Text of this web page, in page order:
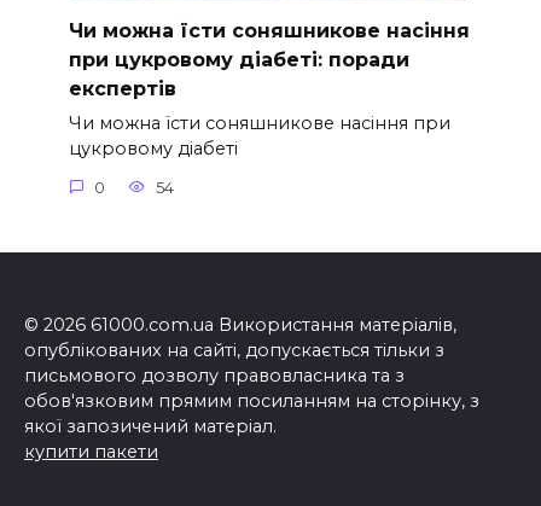
Чи можна їсти соняшникове насіння
при цукровому діабеті: поради
експертів
Чи можна їсти соняшникове насіння при
цукровому діабеті
0 54
© 2026 61000.com.ua Використання матеріалів,
опублікованих на сайті, допускається тільки з
письмового дозволу правовласника та з
обов'язковим прямим посиланням на сторінку, з
якої запозичений матеріал.
купити пакети